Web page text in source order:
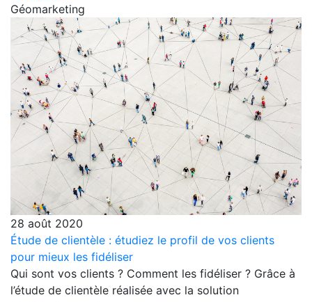
Géomarketing
28 août 2020
Étude de clientèle : étudiez le profil de vos clients
pour mieux les fidéliser
Qui sont vos clients ? Comment les fidéliser ? Grâce à
l’étude de clientèle réalisée avec la solution